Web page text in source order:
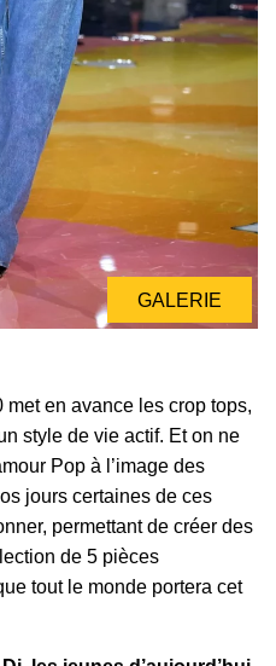
GALERIE
met en avance les crop tops,
style de vie actif. Et on ne
Pop à l’image des
jours certaines de ces
permettant de créer des
de 5 pièces
tout le monde portera cet